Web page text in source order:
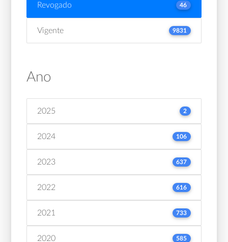
Revogado 46
Vigente 9831
Ano
2025 2
2024 106
2023 637
2022 616
2021 733
2020 585